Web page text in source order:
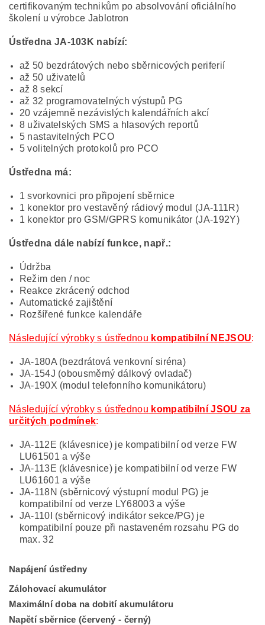
certifikovaným technikům po absolvování oficiálního
školení u výrobce Jablotron
Ústředna JA-103K nabízí:
až 50 bezdrátových nebo sběrnicových periferií
až 50 uživatelů
až 8 sekcí
až 32 programovatelných výstupů PG
20 vzájemně nezávislých kalendářních akcí
8 uživatelských SMS a hlasových reportů
5 nastavitelných PCO
5 volitelných protokolů pro PCO
Ústředna má:
1 svorkovnici pro připojení sběrnice
1 konektor pro vestavěný rádiový modul (JA-111R)
1 konektor pro GSM/GPRS komunikátor (JA-192Y)
Ústředna dále nabízí funkce, např.:
Údržba
Režim den / noc
Reakce zkrácený odchod
Automatické zajištění
Rozšířené funkce kalendáře
Následující výrobky s ústřednou kompatibilní NEJSOU:
JA-180A (bezdrátová venkovní siréna)
JA-154J (obousměrný dálkový ovladač)
JA-190X (modul telefonního komunikátoru)
Následující výrobky s ústřednou kompatibilní JSOU za
určitých podmínek:
JA-112E (klávesnice) je kompatibilní od verze FW
LU61501 a výše
JA-113E (klávesnice) je kompatibilní od verze FW
LU61601 a výše
JA-118N (sběrnicový výstupní modul PG) je
kompatibilní od verze LY68003 a výše
JA-110I (sběrnicový indikátor sekce/PG) je
kompatibilní pouze při nastaveném rozsahu PG do
max. 32
Napájení ústředny
Zálohovací akumulátor
Maximální doba na dobití akumulátoru
Napětí sběrnice (červený - černý)